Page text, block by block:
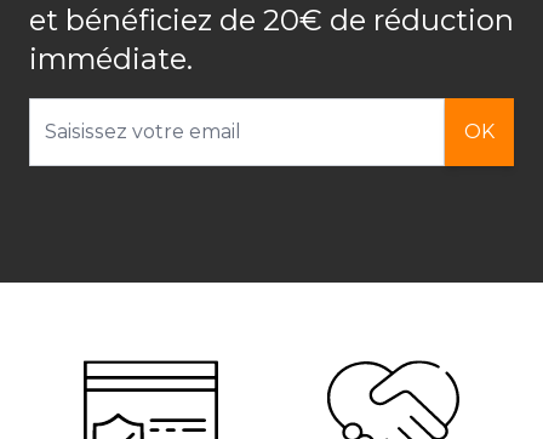
et bénéficiez de 20€ de réduction
immédiate.
OK